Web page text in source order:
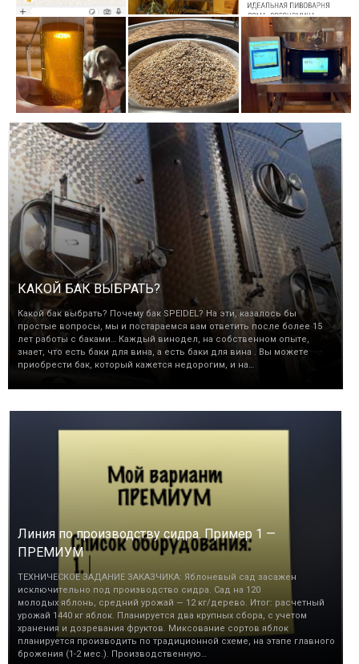
КАКОЙ БАК ВЫБРАТЬ?
Какой бак выбрать? Почему бак SPEIDEL? На эти, казалось бы
простые вопросы, мы и постараемся вам ответить после более 15
лет работы с баками… Каждый винодел, на собственном опыте,
знает, что есть баки для вина, а есть баки для вина . Вы можете
приобрести бак, который кажется недорогим, и на…
Линия по производству сидра. Пример 1 —
ПРЕМИУМ
ТЕХНИЧЕСКОЕ ЗАДАНИЕ ЗАКАЗЧИКА: Яблоневый сад засажен
исключительно под производство сидра. Сад на 120
молодых яблонь, средний урожай — 12 кг/дерево. Итог: расчетный
урожай 1440 кг яблок. Планируется два крупных сбора, с учетом
хранения и дозревания фруктов. Миксование сортов яблок
планируется производить по традиционной схеме, на этапе главного
брожения (1-2 мес.). Производственную…